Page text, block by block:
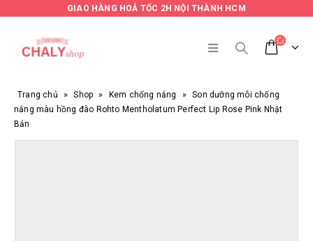
GIAO HÀNG HOẢ TỐC 2H NỘI THÀNH HCM
Trang chủ » Shop » Kem chống nắng »
Son dưỡng môi chống
nắng màu hồng đào Rohto Mentholatum Perfect Lip Rose Pink Nhật
Bản